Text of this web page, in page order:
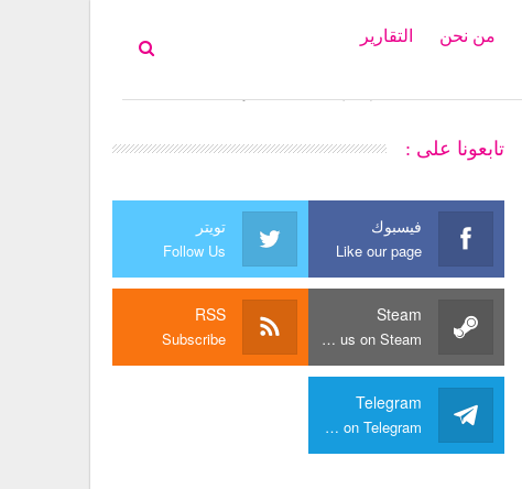
من نحن التقارير
تابعونا على :
فيسبوك
Like our page
تويتر
Follow Us
Steam
Join us on Steam
RSS
Subscribe
Telegram
Join us on Telegram